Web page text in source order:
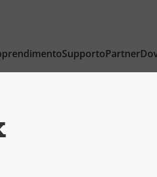
SupportoPartner